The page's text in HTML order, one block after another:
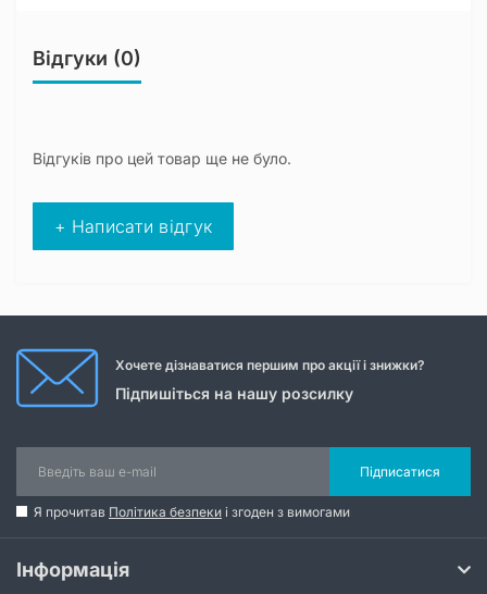
Відгуки (0)
Відгуків про цей товар ще не було.
+ Написати відгук
Хочете дізнаватися першим про акції і знижки?
Підпишіться на нашу розсилку
Підписатися
Я прочитав Політика безпеки і згоден з вимогами
Інформація